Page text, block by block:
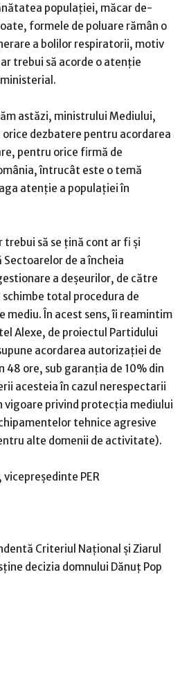
populației, măcar de-
formele de poluare rămân o
a bolilor respiratorii, motiv
trebui să acorde o atenție
astăzi, ministrului Mediului,
orice dezbatere pentru acordarea
pentru orice firmă de
întrucât este o temă
atenţie a populației în
trebui să se ţină cont ar fi şi
de a încheia
a deșeurilor, de către
schimbe total procedura de
mediu. În acest sens, îi reamintim
Alexe, de proiectul Partidului
acordarea autorizaţiei de
ore, sub garanţia de 10% din
acesteia în cazul nerespectarii
vigoare privind protecţia mediului
tehnice agresive
alte domenii de activitate).
PER
Criteriul Național și Ziarul
decizia domnului Dănuț Pop